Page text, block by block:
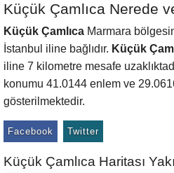
Küçük Çamlıca Nerede
Küçük Çamlıca Marmara
İstanbul iline bağlıdır. Küçük
iline 7 kilometre mesafe
konumu 41.0144 enlem ve
gösterilmektedir.
Facebook Twitter
Küçük Çamlıca Haritası